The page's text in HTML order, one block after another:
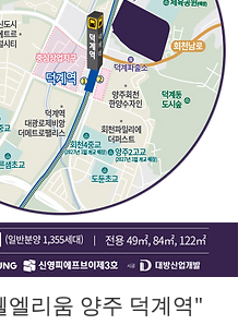
엘리움 양주 덕계역"